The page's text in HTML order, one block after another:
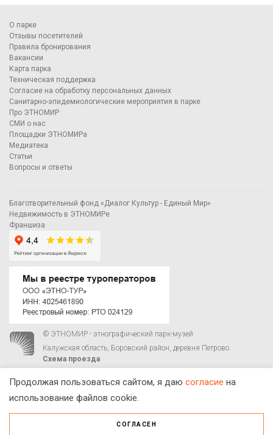
О парке
Отзывы посетителей
Правила бронирования
Вакансии
Карта парка
Техническая поддержка
Согласие на обработку персональных данных
Санитарно-эпидемиологические мероприятия в парке
Про ЭТНОМИР
СМИ о нас
Площадки ЭТНОМИРа
Медиатека
Статьи
Вопросы и ответы
Благотворительный фонд «Диалог Культур - Единый Мир»
Недвижимость в ЭТНОМИРе
Франшиза
© ЭТНОМИР - этнографический парк-музей
Калужская область, Боровский район, деревня Петрово.
Схема проезда
Продолжая пользоваться сайтом, я даю согласие на
использование файлов cookie.
СОГЛАСЕН